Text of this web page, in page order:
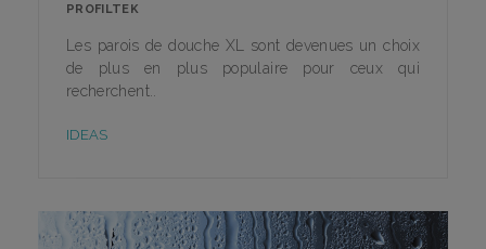
PROFILTEK
Les parois de douche XL sont devenues un choix
de plus en plus populaire pour ceux qui
recherchent..
IDEAS